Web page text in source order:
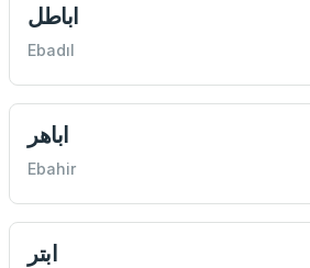
اباطل
Ebadıl
اباهر
Ebahir
ابتر